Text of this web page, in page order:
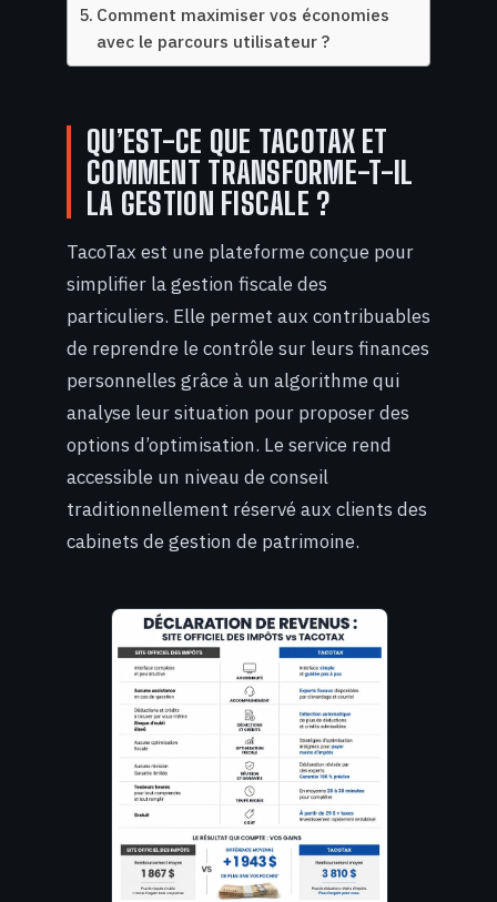
Comment maximiser vos économies
avec le parcours utilisateur ?
QU’EST-CE QUE TACOTAX ET
COMMENT TRANSFORME-T-IL
LA GESTION FISCALE ?
TacoTax est une plateforme conçue pour
simplifier la gestion fiscale des
particuliers. Elle permet aux contribuables
de reprendre le contrôle sur leurs finances
personnelles grâce à un algorithme qui
analyse leur situation pour proposer des
options d’optimisation. Le service rend
accessible un niveau de conseil
traditionnellement réservé aux clients des
cabinets de gestion de patrimoine.